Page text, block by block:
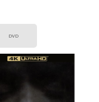
DVD